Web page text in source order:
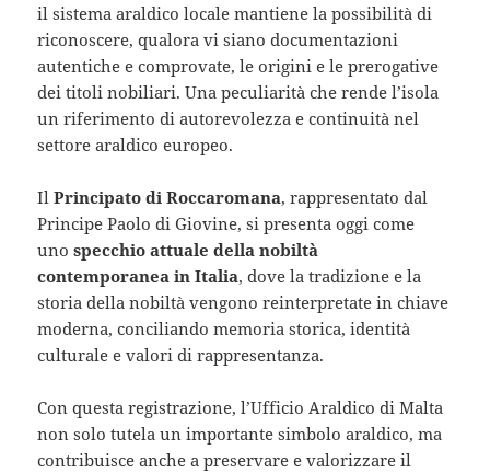
il sistema araldico locale mantiene la possibilità di
riconoscere, qualora vi siano documentazioni
autentiche e comprovate, le origini e le prerogative
dei titoli nobiliari. Una peculiarità che rende l’isola
un riferimento di autorevolezza e continuità nel
settore araldico europeo.
IlPrincipato di Roccaromana, rappresentato dal
Principe Paolo di Giovine, si presenta oggi come
unospecchio attuale della nobiltà
contemporanea in Italia, dove la tradizione e la
storia della nobiltà vengono reinterpretate in chiave
moderna, conciliando memoria storica, identità
culturale e valori di rappresentanza.
Con questa registrazione, l’Ufficio Araldico di Malta
non solo tutela un importante simbolo araldico, ma
contribuisce anche a preservare e valorizzare il